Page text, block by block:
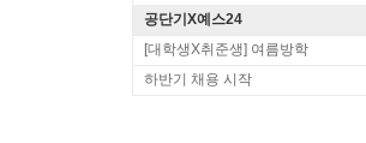
공단기X예스24
[대학생X취준생] 여름방학
하반기 채용 시작